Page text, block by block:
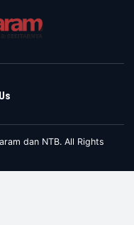
dan NTB. All Rights